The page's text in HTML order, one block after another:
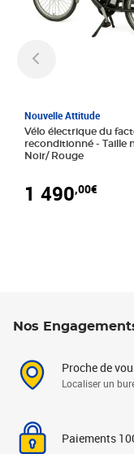
Nouvelle Attitude
Vélo électrique du
reconditionné - Taille normale -
Noir/ Rouge
1 490,00€
Nos
Proche de
Localiser un
Paiements